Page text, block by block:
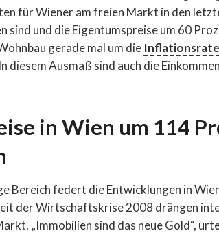
für Wiener am freien Markt in den
sind und die Eigentumspreise um 60
gerade mal um die Inflationsrate
diesem Ausmaß sind auch die
in Wien um 114
Bereich federt die Entwicklungen in
der Wirtschaftskrise 2008 drängen
„Immobilien sind das neue Gold“,